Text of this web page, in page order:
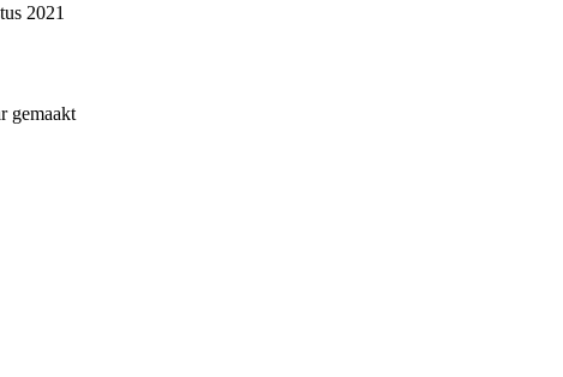
2021
gemaakt